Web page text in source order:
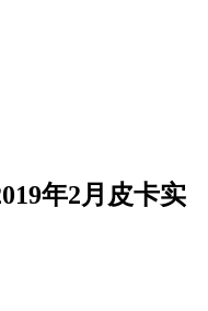
年2月皮卡实